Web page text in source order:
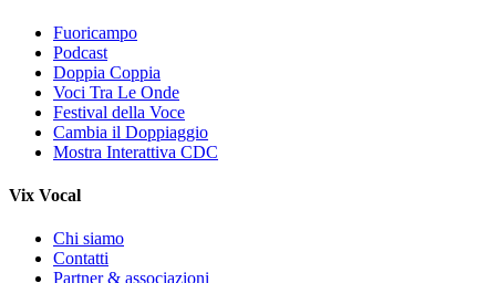
Fuoricampo
Podcast
Doppia Coppia
Voci Tra Le Onde
Festival della Voce
Cambia il Doppiaggio
Mostra Interattiva CDC
Vix Vocal
Chi siamo
Contatti
Partner & associazioni